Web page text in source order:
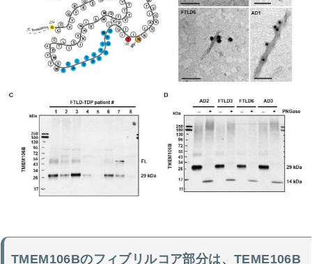
TMEM106Bのフィブリルコア部分は、TEME106B